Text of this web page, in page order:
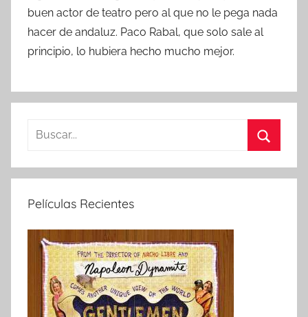
buen actor de teatro pero al que no le pega nada
hacer de andaluz. Paco Rabal, que solo sale al
principio, lo hubiera hecho mucho mejor.
s
a
u
Películas Recientes